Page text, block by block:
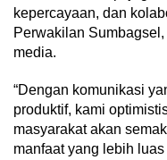
kepercayaan, dan
Perwakilan
media.
“Dengan komunikasi
produktif, kami
masyarakat akan
manfaat yang lebih